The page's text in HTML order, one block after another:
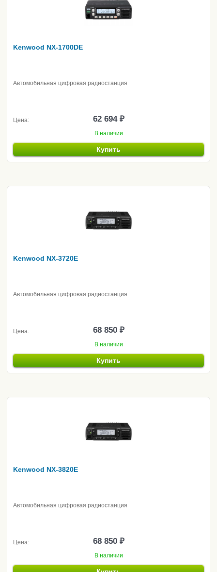
Kenwood NX-1700DE
Автомобильная цифровая радиостанция
Цена: 62 694 ₽
В наличии
Купить
Kenwood NX-3720E
Автомобильная цифровая радиостанция
Цена: 68 850 ₽
В наличии
Купить
Kenwood NX-3820E
Автомобильная цифровая радиостанция
Цена: 68 850 ₽
В наличии